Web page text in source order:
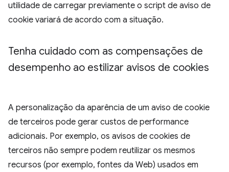
utilidade de carregar previamente o script de aviso de
cookie variará de acordo com a situação.
Tenha cuidado com as compensações de
desempenho ao estilizar avisos de cookies
A personalização da aparência de um aviso de cookie
de terceiros pode gerar custos de performance
adicionais. Por exemplo, os avisos de cookies de
terceiros não sempre podem reutilizar os mesmos
recursos (por exemplo, fontes da Web) usados em